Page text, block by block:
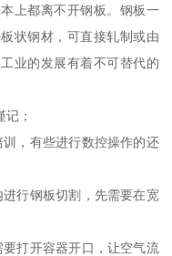
上都离不开钢板。钢板一
状钢材，可直接轧制或由
业的发展有着不可替代的
；
，有些进行数控操作的还
行钢板切割，先需要在宽
打开容器开口，让空气流